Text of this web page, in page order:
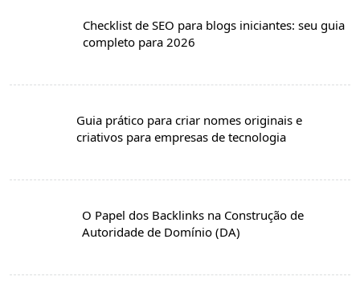
Checklist de SEO para blogs iniciantes: seu guia
completo para 2026
Guia prático para criar nomes originais e
criativos para empresas de tecnologia
O Papel dos Backlinks na Construção de
Autoridade de Domínio (DA)